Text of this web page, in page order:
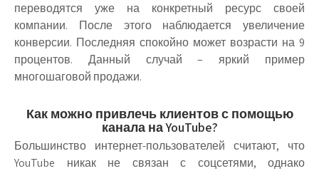
переводятся уже на конкретный ресурс своей
компании. После этого наблюдается увеличение
конверсии. Последняя спокойно может возрасти на 9
процентов. Данный случай – яркий пример
многошаговой продажи.
Как можно привлечь клиентов с помощью
канала на YouTube?
Большинство интернет-пользователей считают, что
YouTube никак не связан с соцсетями, однако